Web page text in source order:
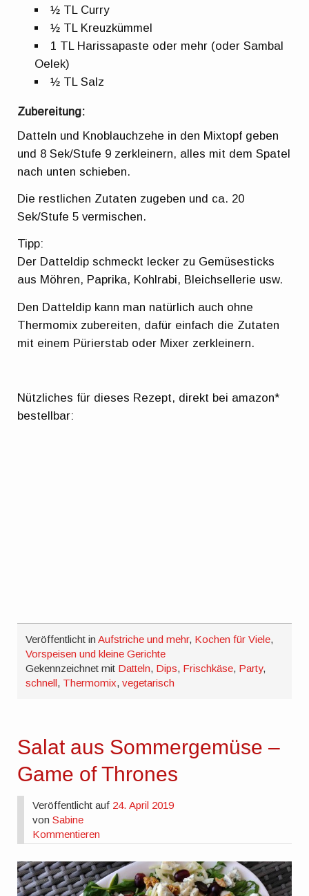
½ TL Curry
½ TL Kreuzkümmel
1 TL Harissapaste oder mehr (oder Sambal
Oelek)
½ TL Salz
Zubereitung:
Datteln und Knoblauchzehe in den Mixtopf geben
und 8 Sek/Stufe 9 zerkleinern, alles mit dem Spatel
nach unten schieben.
Die restlichen Zutaten zugeben und ca. 20
Sek/Stufe 5 vermischen.
Tipp:
Der Datteldip schmeckt lecker zu Gemüsesticks
aus Möhren, Paprika, Kohlrabi, Bleichsellerie usw.
Den Datteldip kann man natürlich auch ohne
Thermomix zubereiten, dafür einfach die Zutaten
mit einem Pürierstab oder Mixer zerkleinern.
Nützliches für dieses Rezept, direkt bei amazon*
bestellbar:
Veröffentlicht inAufstriche und mehr, Kochen für Viele,
Vorspeisen und kleine Gerichte
Gekennzeichnet mit Datteln, Dips, Frischkäse, Party,
schnell, Thermomix,vegetarisch
Salat aus Sommergemüse –
Game of Thrones
Veröffentlicht auf 24. April 2019
vonSabine
Kommentieren